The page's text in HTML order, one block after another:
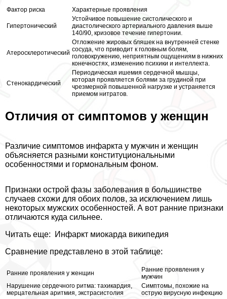
Фактор риска Хаpaктерные проявления
Гипертонический
Устойчивое повышение систолического и
диастолического артериального давления выше
140/90, кризовое течение гипертонии.
Атеросклеротический
Отложение жировых бляшек на внутренней стенке
сосуда, что приводит к головным болям,
головокружению, неприятным ощущениям в нижних
конечностях, изменению психики и интеллекта.
Стенокардический
Периодическая ишемия сердечной мышцы,
которая проявляется болями за гpyдиной при
чрезмерной повышенной нагрузке и устраняется
приемом нитратов.
Отличия от симптомов у женщин
Различие симптомов инфаркта у мужчин и женщин
объясняется разными конституциональными
особенностями и гормональным фоном.
Признаки острой фазы заболевания в большинстве
случаев схожи для обоих полов, за исключением лишь
некоторых мужских особенностей. А вот ранние признаки
отличаются куда сильнее.
Читать еще:
Инфаркт миокарда википедия
Сравнение представлено в этой таблице:
Ранние проявления у женщин
Ранние проявления у
мужчин
Нарушение сердечного ритма: тахикардия,
мерцательная аритмия, экстрасистолия
Симптомы, похожие на
острую вирусную инфекцию